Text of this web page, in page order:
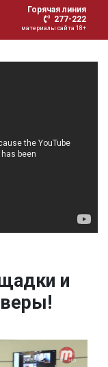
Горячая линия
277-222
материалы сайта 18+
и